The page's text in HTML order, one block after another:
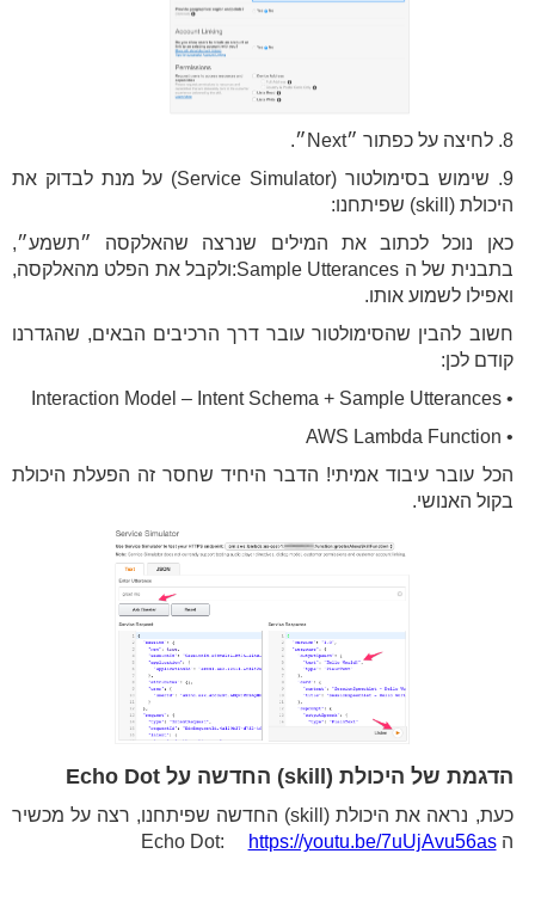
8. לחיצה על כפתור ״Next״.
9. שימוש בסימולטור (Service Simulator) על מנת לבדוק את
היכולת (skill) שפיתחנו:
כאן נוכל לכתוב את המילים שנרצה שהאלקסה ״תשמע״,
בתבנית של ה Sample Utterances:ולקבל את הפלט מהאלקסה,
ואפילו לשמוע אותו.
חשוב להבין שהסימולטור עובר דרך הרכיבים הבאים, שהגדרנו
קודם לכן:
• Interaction Model – Intent Schema + Sample Utterances
• AWS Lambda Function
הכל עובר עיבוד אמיתי! הדבר היחיד שחסר זה הפעלת היכולת
בקול האנושי.
הדגמת של היכולת (skill) החדשה על Echo Dot
כעת, נראה את היכולת (skill) החדשה שפיתחנו, רצה על מכשיר
ה Echo Dot:https://youtu.be/7uUjAvu56as